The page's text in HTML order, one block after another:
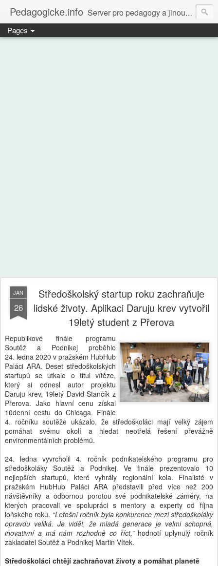
Pedagogicke.info Server pro pedagogy a jinou zvířenu
Pages
JAN
26
Středoškolský startup roku zachraňuje
lidské životy. Aplikaci Daruju krev vytvořil
19letý student z Přerova
Republikové finále programu
Soutěž a Podnikej proběhlo
24. ledna 2020 v pražském HubHub
Paláci ARA. Deset středoškolských
startupů se utkalo o titul vítěze,
který si odnesl autor projektu
Daruju krev, 19letý David Stančík z
Přerova. Jako hlavní cenu získal
10denní cestu do Chicaga. Finále
4. ročníku soutěže ukázalo, že středoškoláci mají velký zájem
pomáhat svému okolí a hledat neotřelá řešení převážně
environmentálních problémů.
24. ledna vyvrcholil 4. ročník podnikatelského programu pro
středoškoláky Soutěž a Podnikej. Ve finále prezentovalo 10
nejlepších startupů, které vyhrály regionální kola. Finalisté v
pražském HubHub Paláci ARA představili před více než 200
návštěvníky a odbornou porotou své podnikatelské záměry, na
kterých pracovali ve spolupráci s mentory a experty od října
loňského roku. “Letošní ročník byla konkurence mezi středoškoláky
opravdu veliká. Je vidět, že mladá generace je velmi schopná,
inovativní a má nám rozhodně co říct,”hodnotí uplynulý ročník
zakladatel Soutěž a Podnikej Martin Vítek.
Středoškoláci chtějí zachraňovat životy a pomáhat planetě